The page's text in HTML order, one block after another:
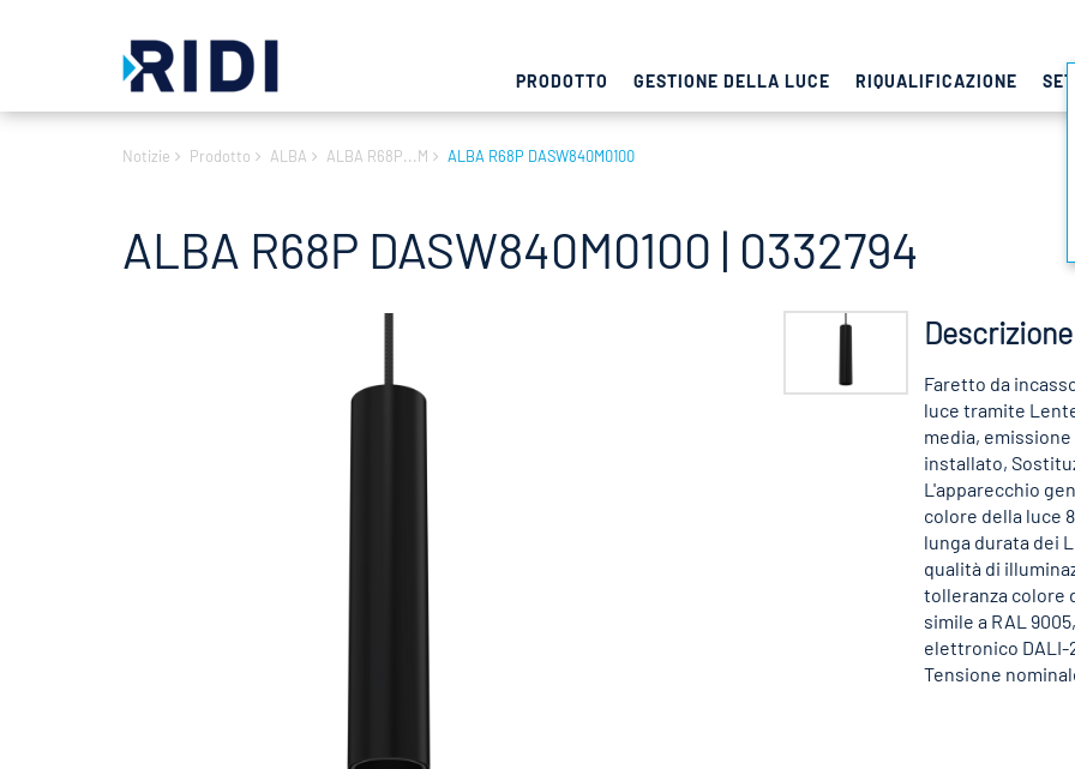
PRODOTTO GESTIONE DELLA LUCE RIQUALIFICAZIONE
Notizie Prodotto ALBA ALBA R68P...M ALBA R68P DASW840M0100
ALBA R68P DASW840M0100 | 0332794
Faretto da
luce tramite
media,
installato,
L'apparecchio
colore della luce
lunga durata dei
qualità di
tolleranza colore
simile a RAL
elettronico DALI-
Tensione